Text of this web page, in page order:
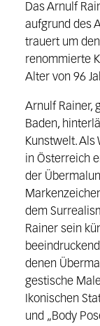
Das Arnulf
aufgrund des
trauert um
renommierte
Alter von 96
Arnulf Rainer,
Baden,
Kunstwelt.
in Österreich
der
dem
Rainer sein
denen
gestische
Ikonischen
und „Body